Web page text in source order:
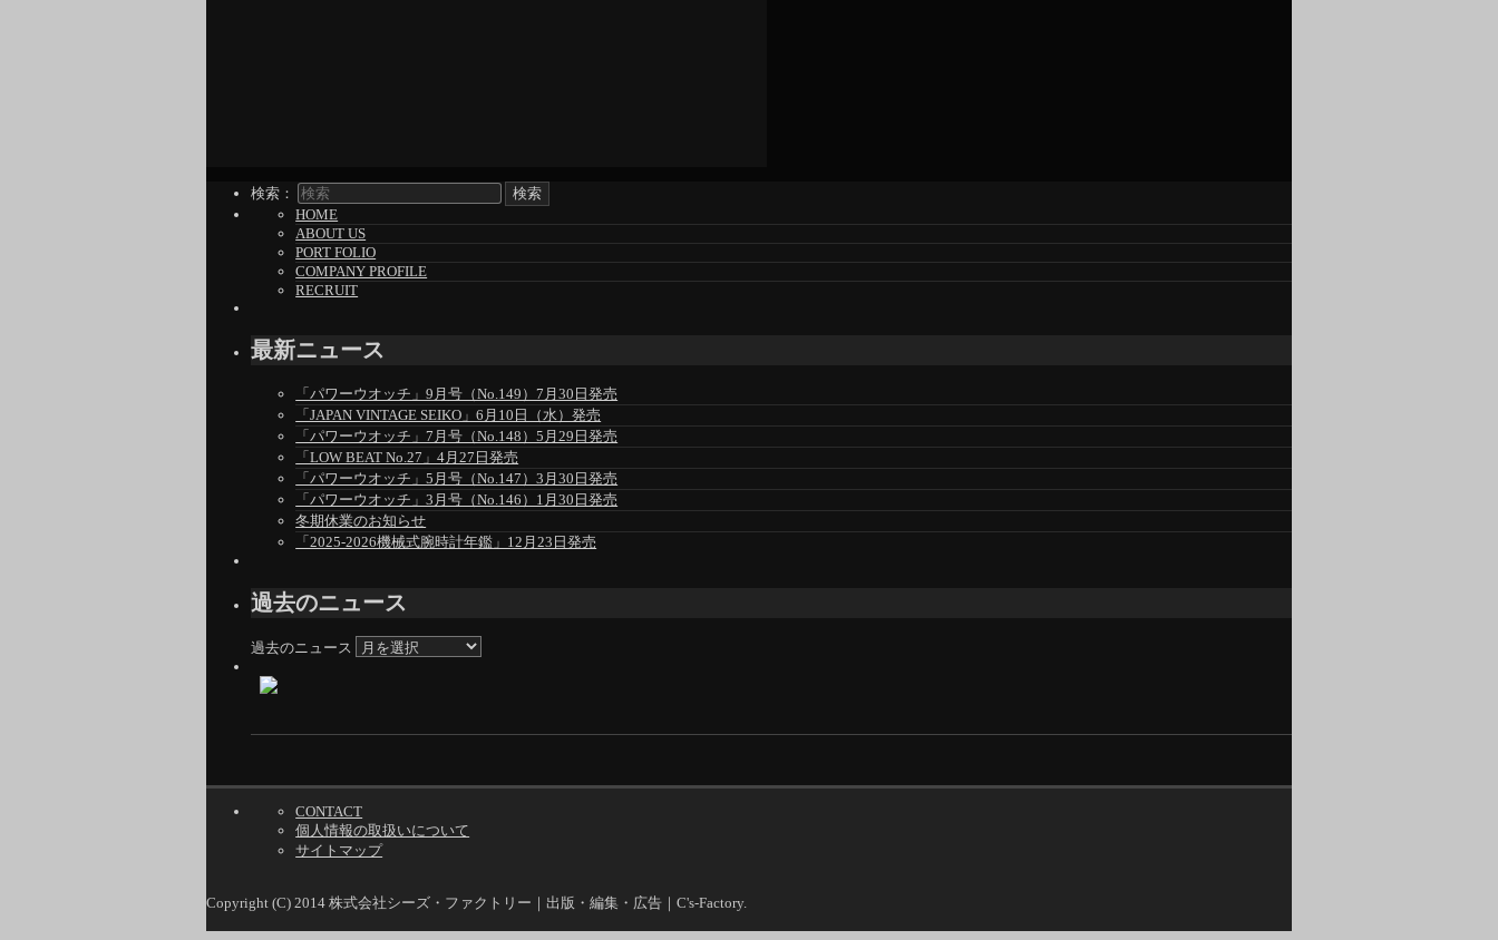
検索：
HOME
ABOUT US
PORT FOLIO
COMPANY PROFILE
RECRUIT
最新ニュース
「パワーウオッチ」9月号（No.149）7月30日発売
「JAPAN VINTAGE SEIKO」6月10日（水）発売
「パワーウオッチ」7月号（No.148）5月29日発売
「LOW BEAT No.27」4月27日発売
「パワーウオッチ」5月号（No.147）3月30日発売
「パワーウオッチ」3月号（No.146）1月30日発売
冬期休業のお知らせ
「2025-2026機械式腕時計年鑑」12月23日発売
過去のニュース
過去のニュース
CONTACT
個人情報の取扱いについて
サイトマップ
Copyright (C) 2014 株式会社シーズ・ファクトリー｜出版・編集・広告｜C's-Factory.